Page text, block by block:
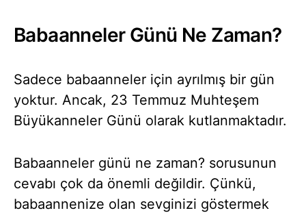
Babaanneler Günü Ne Zaman?
Sadece babaanneler için ayrılmış bir gün
yoktur. Ancak, 23 Temmuz Muhteşem
Büyükanneler Günü olarak kutlanmaktadır.
Babaanneler günü ne zaman? sorusunun
cevabı çok da önemli değildir. Çünkü,
babaannenize olan sevginizi göstermek